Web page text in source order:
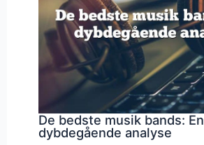
De bedste musik bands: En
dybdegående analyse